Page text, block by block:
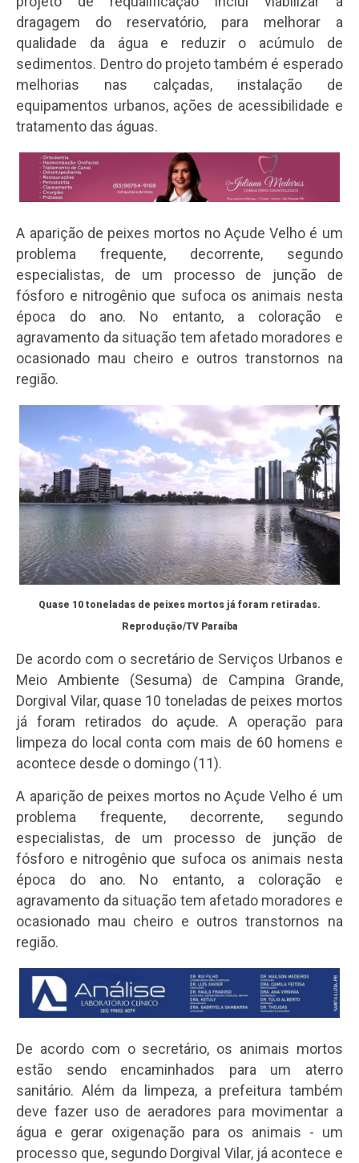
dragagem do reservatório, para melhorar a
qualidade da água e reduzir o acúmulo de
sedimentos. Dentro do projeto também é esperado
melhorias nas calçadas, instalação de
equipamentos urbanos, ações de acessibilidade e
tratamento das águas.
A aparição de peixes mortos no Açude Velho é um
problema frequente, decorrente, segundo
especialistas, de um processo de junção de
fósforo e nitrogênio que sufoca os animais nesta
época do ano. No entanto, a coloração e
agravamento da situação tem afetado moradores e
ocasionado mau cheiro e outros transtornos na
região.
Quase 10 toneladas de peixes mortos já foram retiradas.
Reprodução/TV Paraíba
De acordo com o secretário de Serviços Urbanos e
Meio Ambiente (Sesuma) de Campina Grande,
Dorgival Vilar, quase 10 toneladas de peixes mortos
já foram retirados do açude. A operação para
limpeza do local conta com mais de 60 homens e
acontece desde o domingo (11).
A aparição de peixes mortos no Açude Velho é um
problema frequente, decorrente, segundo
especialistas, de um processo de junção de
fósforo e nitrogênio que sufoca os animais nesta
época do ano. No entanto, a coloração e
agravamento da situação tem afetado moradores e
ocasionado mau cheiro e outros transtornos na
região.
De acordo com o secretário, os animais mortos
estão sendo encaminhados para um aterro
sanitário. Além da limpeza, a prefeitura também
deve fazer uso de aeradores para movimentar a
água e gerar oxigenação para os animais - um
processo que, segundo Dorgival Vilar, já acontece e